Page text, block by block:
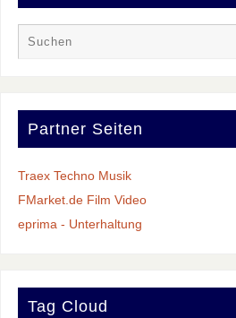
Partner Seiten
Traex Techno Musik
FMarket.de Film Video
eprima - Unterhaltung
Tag Cloud